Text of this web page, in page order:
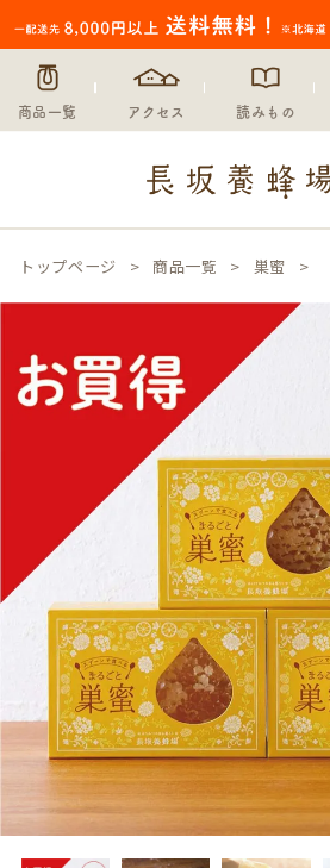
商品一覧 アクセス 読みもの
トップページ 商品一覧 巣蜜